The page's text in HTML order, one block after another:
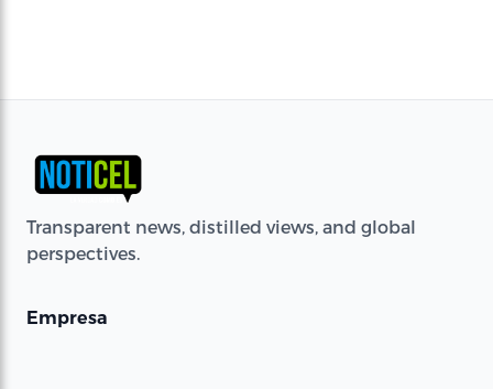
Transparent news, distilled views, and global
perspectives.
Empresa